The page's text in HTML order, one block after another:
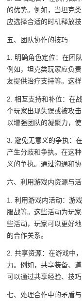
的优势。例如，当坦克
应选择合适的时机释放
五、团队协作的技巧
1. 明确角色定位：在团
例如，坦克类玩家应负
友提供治疗支持等。这
2. 相互支持和补位：在
个玩家出现失误或被攻
以增强团队的凝聚力，
3. 避免无意义的争执：
产生分歧和争执。在这
义的争执。通过沟通和
六、利用游戏内资源与
1. 利用游戏内活动：游
服战等。这些活动为玩
些活动，玩家可以更好
的合作关系。
2. 共享资源：在游戏中
力。例如，共享装备、
可以通过共享经验、技
七、处理合作中的矛盾